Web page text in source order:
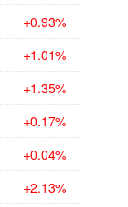
+0.93%
+1.01%
+1.35%
+0.17%
+0.04%
+2.13%